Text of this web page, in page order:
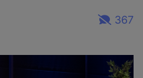
367